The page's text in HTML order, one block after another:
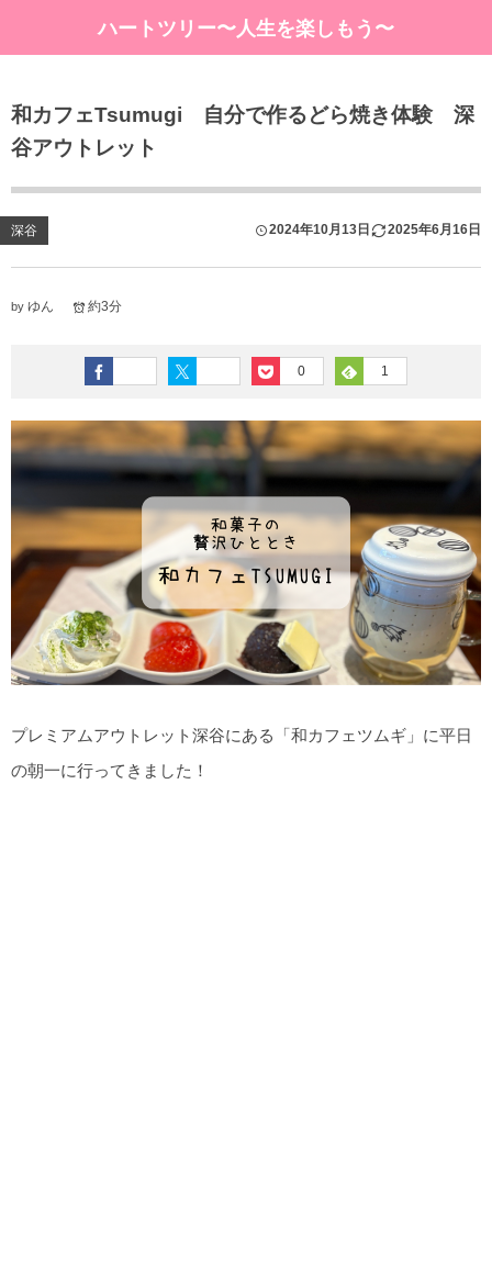
ハートツリー〜人生を楽しもう〜
和カフェTsumugi 自分で作るどら焼き体験 深
谷アウトレット
深谷 2024年10月13日 2025年6月16日
by ゆん 約3分
0 1
プレミアムアウトレット深谷にある「和カフェツムギ」に平日
の朝一に行ってきました！